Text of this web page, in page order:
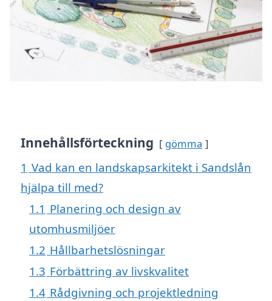
Innehållsförteckning gömma
1 Vad kan en landskapsarkitekt i Sandslån
hjälpa till med?
1.1 Planering och design av
utomhusmiljöer
1.2 Hållbarhetslösningar
1.3 Förbättring av livskvalitet
1.4 Rådgivning och projektledning